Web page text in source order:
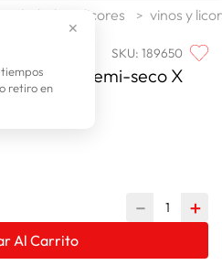
✕
retiro en
bebidas y licores vinos y
SKU:189650
Tinto Semi-seco X
＋
－
Al Carrito